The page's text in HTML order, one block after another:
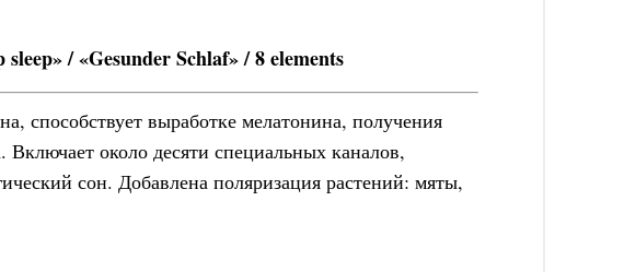
/ «Gesunder Schlaf» / 8 elements
способствует выработке мелатонина, получения
около десяти специальных каналов,
сон. Добавлена поляризация растений: мяты,